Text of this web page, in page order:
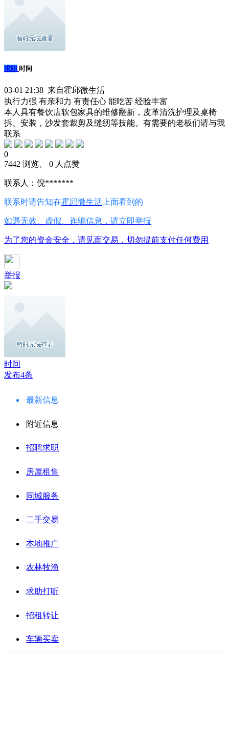
求职 时间
03-01 21:38 来自霍邱微生活
执行力强 有亲和力 有责任心 能吃苦 经验丰富
本人具有餐饮店软包家具的维修翻新，皮革清洗护理及桌椅
拆、安装，沙发套裁剪及缝纫等技能。有需要的老板们请与我
联系
0
7442 浏览、 0 人点赞
联系人：倪*******
联系时请告知在霍邱微生活 上面看到的
如遇无效、虚假、诈骗信息，请立即举报
为了您的资金安全，请见面交易，切勿提前支付任何费用
举报
时间
发布4条
最新信息
附近信息
招聘求职
房屋租售
同城服务
二手交易
本地推广
农林牧渔
求助打听
招租转让
车辆买卖